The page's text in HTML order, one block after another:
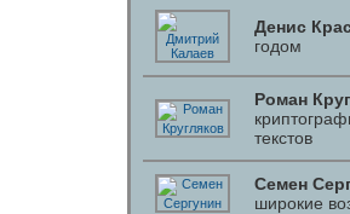
Денис
годом
Роман
текстов
Семен
широкие